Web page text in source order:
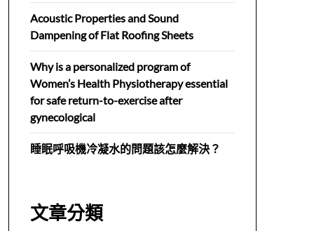
Acoustic Properties and Sound
Dampening of Flat Roofing Sheets
Why is a personalized program of
Women’s Health Physiotherapy essential
for safe return-to-exercise after
gynecological
睡眠呼吸機冷凝水的問題該怎麼解決？
文章分類